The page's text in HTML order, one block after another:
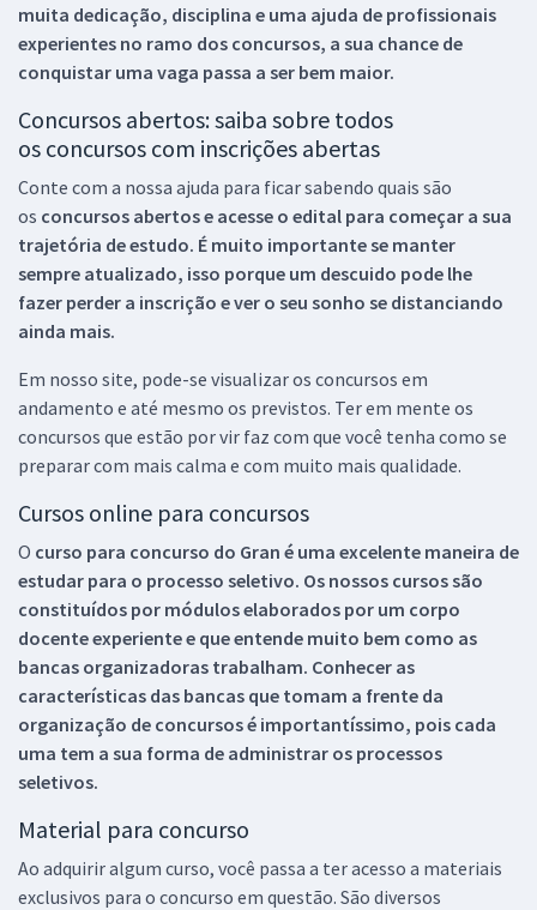
muita dedicação, disciplina e uma ajuda de profissionais
experientes no ramo dos concursos, a sua chance de
conquistar uma vaga passa a ser bem maior.
Concursos abertos: saiba sobre todos
os concursos com inscrições abertas
Conte com a nossa ajuda para ficar sabendo quais são
os concursos abertos e acesse o edital para começar a sua
trajetória de estudo. É muito importante se manter
sempre atualizado, isso porque um descuido pode lhe
fazer perder a inscrição e ver o seu sonho se distanciando
ainda mais.
Em nosso site, pode-se visualizar os concursos em
andamento e até mesmo os previstos. Ter em mente os
concursos que estão por vir faz com que você tenha como se
preparar com mais calma e com muito mais qualidade.
Cursos online para concursos
O curso para concurso do Gran é uma excelente maneira de
estudar para o processo seletivo. Os nossos cursos são
constituídos por módulos elaborados por um corpo
docente experiente e que entende muito bem como as
bancas organizadoras trabalham. Conhecer as
características das bancas que tomam a frente da
organização de concursos é importantíssimo, pois cada
uma tem a sua forma de administrar os processos
seletivos.
Material para concurso
Ao adquirir algum curso, você passa a ter acesso a materiais
exclusivos para o concurso em questão. São diversos